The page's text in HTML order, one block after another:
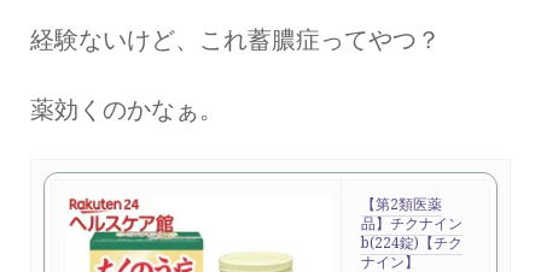
経験ないけど、これ蓄膿症ってやつ？
薬効くのかなぁ。
【第2類医薬
品】チクナイン
b(224錠)【チク
ナイン】